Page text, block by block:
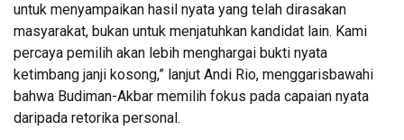
untuk menyampaikan hasil nyata yang telah dirasakan
masyarakat, bukan untuk menjatuhkan kandidat lain. Kami
percaya pemilih akan lebih menghargai bukti nyata
ketimbang janji kosong,” lanjut Andi Rio, menggarisbawahi
bahwa Budiman-Akbar memilih fokus pada capaian nyata
daripada retorika personal.